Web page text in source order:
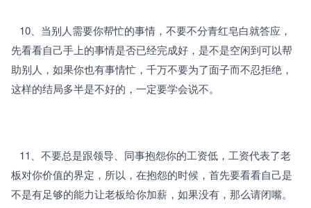
先看看自己手上的事情是否已经完成好，是不是空闲到可以帮
助别人，如果你也有事情忙，千万不要为了面子而不忍拒绝，
这样的结局多半是不好的，一定要学会说不。
板对你价值的界定，所以，在抱怨的时候，首先要看看自己是
不是有足够的能力让老板给你加薪，如果没有，那么请闭嘴。